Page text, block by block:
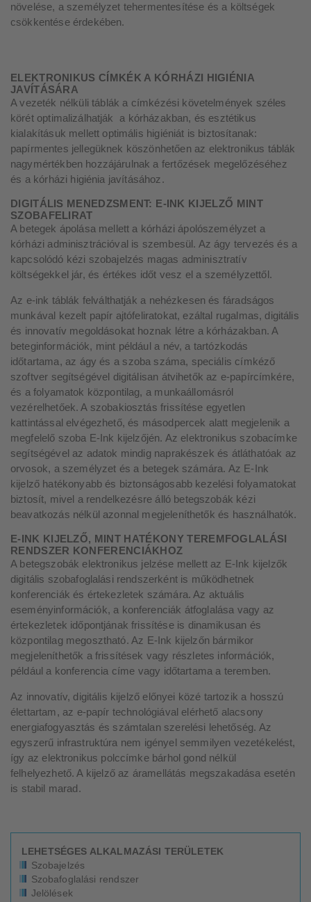
növelése, a személyzet tehermentesítése és a költségek
csökkentése érdekében.
ELEKTRONIKUS CÍMKÉK A KÓRHÁZI HIGIÉNIA
JAVÍTÁSÁRA
A vezeték nélküli táblák a címkézési követelmények széles
körét optimalizálhatják a kórházakban, és esztétikus
kialakításuk mellett optimális higiéniát is biztosítanak:
papírmentes jellegüknek köszönhetően az elektronikus táblák
nagymértékben hozzájárulnak a fertőzések megelőzéséhez
és a kórházi higiénia javításához.
DIGITÁLIS MENEDZSMENT: E-INK KIJELZŐ MINT
SZOBAFELIRAT
A betegek ápolása mellett a kórházi ápolószemélyzet a
kórházi adminisztrációval is szembesül. Az ágy tervezés és a
kapcsolódó kézi szobajelzés magas adminisztratív
költségekkel jár, és értékes időt vesz el a személyzettől.
Az e-ink táblák felválthatják a nehézkesen és fáradságos
munkával kezelt papír ajtófeliratokat, ezáltal rugalmas, digitális
és innovatív megoldásokat hoznak létre a kórházakban. A
beteginformációk, mint például a név, a tartózkodás
időtartama, az ágy és a szoba száma, speciális címkéző
szoftver segítségével digitálisan átvihetők az e-papírcímkére,
és a folyamatok központilag, a munkaállomásról
vezérelhetőek. A szobakiosztás frissítése egyetlen
kattintással elvégezhető, és másodpercek alatt megjelenik a
megfelelő szoba E-Ink kijelzőjén. Az elektronikus szobacímke
segítségével az adatok mindig naprakészek és átláthatóak az
orvosok, a személyzet és a betegek számára. Az E-Ink
kijelző hatékonyabb és biztonságosabb kezelési folyamatokat
biztosít, mivel a rendelkezésre álló betegszobák kézi
beavatkozás nélkül azonnal megjeleníthetők és használhatók.
E-INK KIJELZŐ, MINT HATÉKONY TEREMFOGLALÁSI
RENDSZER KONFERENCIÁKHOZ
A betegszobák elektronikus jelzése mellett az E-Ink kijelzők
digitális szobafoglalási rendszerként is működhetnek
konferenciák és értekezletek számára. Az aktuális
eseményinformációk, a konferenciák átfoglalása vagy az
értekezletek időpontjának frissítése is dinamikusan és
központilag megosztható. Az E-Ink kijelzőn bármikor
megjeleníthetők a frissítések vagy részletes információk,
például a konferencia címe vagy időtartama a teremben.
Az innovatív, digitális kijelző előnyei közé tartozik a hosszú
élettartam, az e-papír technológiával elérhető alacsony
energiafogyasztás és számtalan szerelési lehetőség. Az
egyszerű infrastruktúra nem igényel semmilyen vezetékelést,
így az elektronikus polccímke bárhol gond nélkül
felhelyezhető. A kijelző az áramellátás megszakadása esetén
is stabil marad.
LEHETSÉGES ALKALMAZÁSI TERÜLETEK
Szobajelzés
Szobafoglalási rendszer
Jelölések